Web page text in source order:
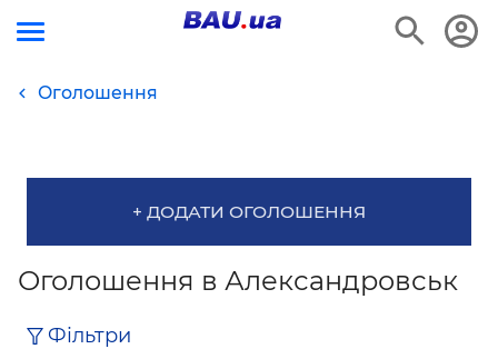
Оголошення
+ ДОДАТИ ОГОЛОШЕННЯ
Оголошення в Александровськ
Фільтри